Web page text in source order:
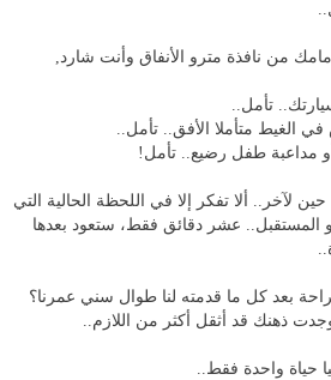
من نافذة مترو الأنفاق وأنت شارد,
تأمل..
الغيط متأملا الأفق.. تأمل..
مداعبة طفل رضيع.. تأمل!
لآخر.. ألا تفكر إلا في اللحظة الحالية التي
المستقبل.. عشر دقائق فقط، ستعود بعدها
بعد كل ما قدمته لنا طوال سني عمرنا؟
ذهنك قد أثقل أكثر من اللازم..
حياة واحدة فقط..